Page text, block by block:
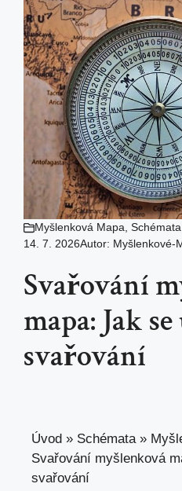
Myšlenková Mapa Schémata
14. 7. 2026Autor: Myšlenkové-
Svařování
mapa: Jak
svařování
Úvod » Schémata»
Svařování myšlenková
svařování